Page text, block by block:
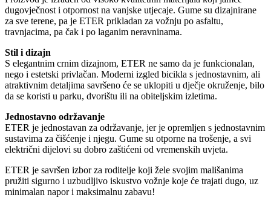
dugovječnost i otpornost na vanjske utjecaje. Gume su dizajnirane
za sve terene, pa je ETER prikladan za vožnju po asfaltu,
travnjacima, pa čak i po laganim neravninama.
Stil i dizajn
S elegantnim crnim dizajnom, ETER ne samo da je funkcionalan,
nego i estetski privlačan. Moderni izgled bicikla s jednostavnim, ali
atraktivnim detaljima savršeno će se uklopiti u dječje okruženje, bilo
da se koristi u parku, dvorištu ili na obiteljskim izletima.
Jednostavno održavanje
ETER je jednostavan za održavanje, jer je opremljen s jednostavnim
sustavima za čišćenje i njegu. Gume su otporne na trošenje, a svi
električni dijelovi su dobro zaštićeni od vremenskih uvjeta.
ETER je savršen izbor za roditelje koji žele svojim mališanima
pružiti sigurno i uzbudljivo iskustvo vožnje koje će trajati dugo, uz
minimalan napor i maksimalnu zabavu!